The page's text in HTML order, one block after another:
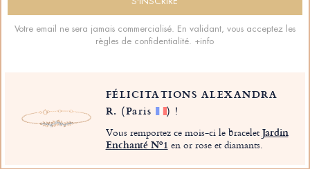
Votre email ne sera jamais commercialisé. En validant, vous acceptez les
règles de confidentialité. +info
FÉLICITATIONS ALEXANDRA
R. (Paris ) !
Vous remportez ce mois-ci le braceletJardin
Enchanté Nº1 en or rose et diamants.